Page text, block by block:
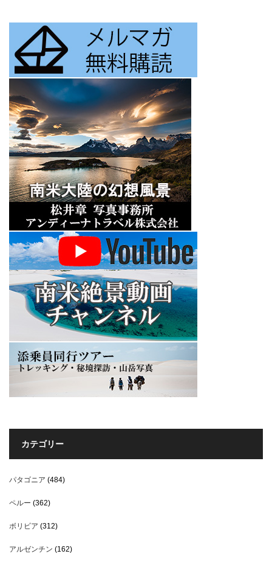
カテゴリー
パタゴニア (484)
ペルー (362)
ボリビア (312)
アルゼンチン (162)